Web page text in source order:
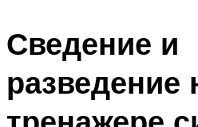
Сведение и
разведение